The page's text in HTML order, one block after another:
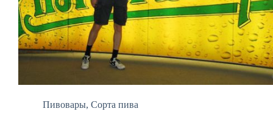
Пивовары, Сорта пива